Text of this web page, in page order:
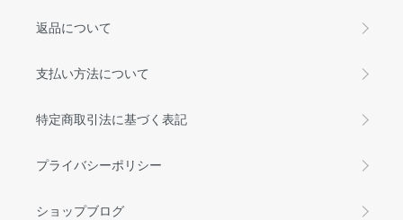
返品について
支払い方法について
特定商取引法に基づく表記
プライバシーポリシー
ショップブログ